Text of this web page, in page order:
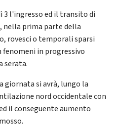
3 l'ingresso ed il transito di
nella prima parte della
rovesci o temporali sparsi
in progressivo
serata.
giornata si avrà, lungo la
nord occidentale con
il conseguente aumento